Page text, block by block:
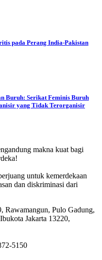
pada Perang India-Pakistan
Buruh: Serikat Feminis Buruh
yang Tidak Terorganisir
makna kuat bagi
untuk kemerdekaan
dan diskriminasi dari
Rawamangun, Pulo Gadung,
Jakarta 13220,
5150